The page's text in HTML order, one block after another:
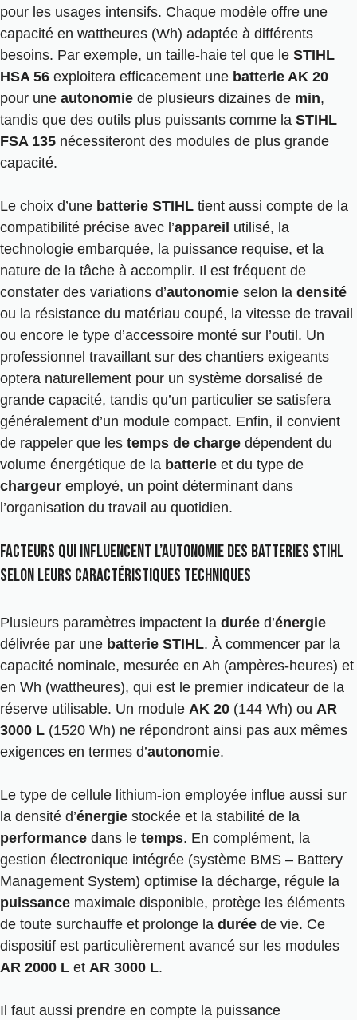
pour les usages intensifs. Chaque modèle offre une
capacité en wattheures (Wh) adaptée à différents
besoins. Par exemple, un taille-haie tel que le STIHL
HSA 56 exploitera efficacement une batterie AK 20
pour une autonomie de plusieurs dizaines de min,
tandis que des outils plus puissants comme la STIHL
FSA 135 nécessiteront des modules de plus grande
capacité.
Le choix d’une batterie STIHL tient aussi compte de la
compatibilité précise avec l’appareil utilisé, la
technologie embarquée, la puissance requise, et la
nature de la tâche à accomplir. Il est fréquent de
constater des variations d’autonomie selon la densité
ou la résistance du matériau coupé, la vitesse de travail
ou encore le type d’accessoire monté sur l’outil. Un
professionnel travaillant sur des chantiers exigeants
optera naturellement pour un système dorsalisé de
grande capacité, tandis qu’un particulier se satisfera
généralement d’un module compact. Enfin, il convient
de rappeler que les temps de charge dépendent du
volume énergétique de la batterie et du type de
chargeur employé, un point déterminant dans
l’organisation du travail au quotidien.
Facteurs qui influencent l’autonomie des batteries Stihl
selon leurs caractéristiques techniques
Plusieurs paramètres impactent la durée d’énergie
délivrée par une batterie STIHL. À commencer par la
capacité nominale, mesurée en Ah (ampères-heures) et
en Wh (wattheures), qui est le premier indicateur de la
réserve utilisable. Un module AK 20 (144 Wh) ou AR
3000 L (1520 Wh) ne répondront ainsi pas aux mêmes
exigences en termes d’autonomie.
Le type de cellule lithium-ion employée influe aussi sur
la densité d’énergie stockée et la stabilité de la
performance dans le temps. En complément, la
gestion électronique intégrée (système BMS – Battery
Management System) optimise la décharge, régule la
puissance maximale disponible, protège les éléments
de toute surchauffe et prolonge la durée de vie. Ce
dispositif est particulièrement avancé sur les modules
AR 2000 L et AR 3000 L.
Il faut aussi prendre en compte la puissance